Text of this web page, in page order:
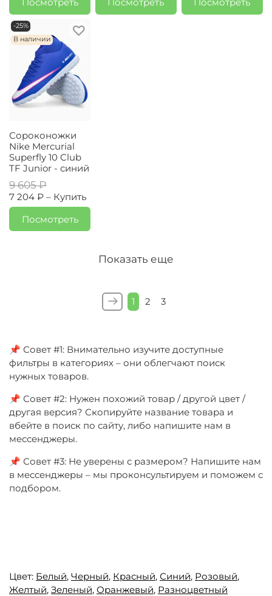
Посмотреть Посмотреть Посмотреть
-25%
В наличии
Сороконожки
Nike Mercurial
Superfly 10 Club
TF Junior - синий
9 605 ₽
7 204 ₽ – Купить
Посмотреть
Показать еще
1 2 3
📌 Совет #1: Внимательно изучите доступные
фильтры в категориях – они облегчают поиск
нужных товаров.
📌 Совет #2: Нужен похожий товар / другой цвет /
другая версия? Скопируйте название товара и
вбейте в поиск по сайту, либо напишите нам в
мессенджеры.
📌 Совет #3: Не уверены с размером? Напишите нам
в мессенджеры – мы проконсультируем и поможем с
подбором.
Цвет: Белый, Черный, Красный, Синий, Розовый,
Желтый, Зеленый, Оранжевый, Разноцветный